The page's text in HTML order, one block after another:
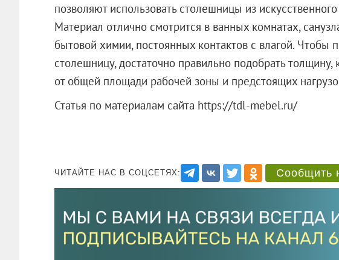
позволяют использовать столешницы из
Материал отлично смотрится в ванных комнатах,
бытовой химии, постоянных контактов с влагой. Чтобы
столешницу, достаточно правильно подобрать толщину,
от общей площади рабочей зоны и предстоящих
Статья по материалам сайта https://tdl-mebel.ru/
ЧИТАЙТЕ НАС В СОЦСЕТЯХ: Сообщить